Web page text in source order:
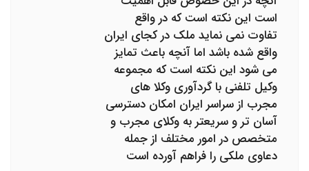
است این نکته است که در واقع
تفاوت نمی نماید ملک در کجای ایران
واقع شده باشد اما آنچه باعث تمایز
می شود این نکته است که مجموعه
وکیل تلفنی با گردآوری وکلا های
مجرب از سراسر ایران امکان دسترسی
آسان تر و سریعتر به وکلای مجرب و
متخصص در امور مختلف از جمله
دعاوی ملکی را فراهم آورده است